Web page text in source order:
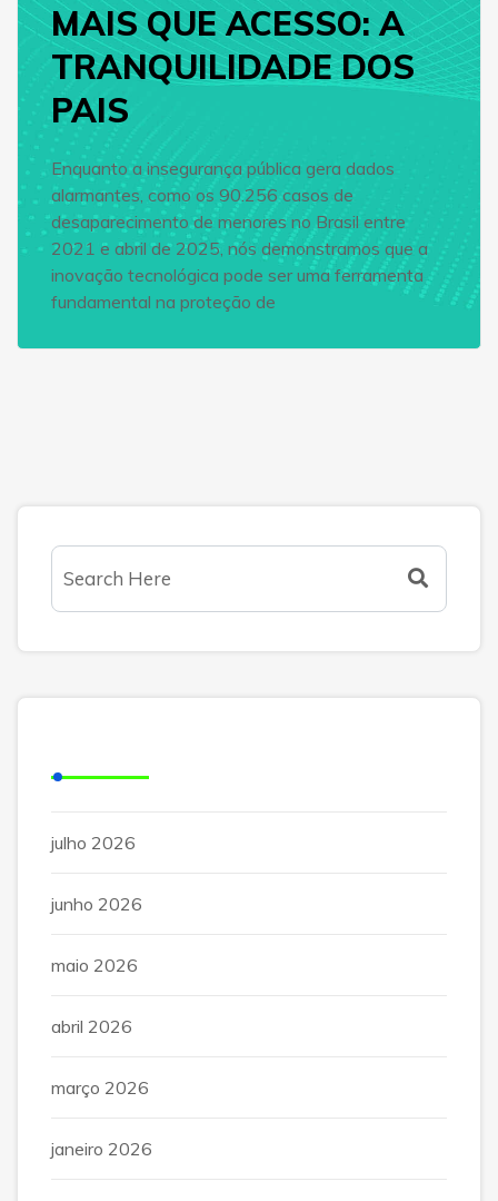
MAIS QUE ACESSO: A
TRANQUILIDADE DOS
PAIS
Enquanto a insegurança pública gera dados
alarmantes, como os 90.256 casos de
desaparecimento de menores no Brasil entre
2021 e abril de 2025, nós demonstramos que a
inovação tecnológica pode ser uma ferramenta
fundamental na proteção de
julho 2026
junho 2026
maio 2026
abril 2026
março 2026
janeiro 2026